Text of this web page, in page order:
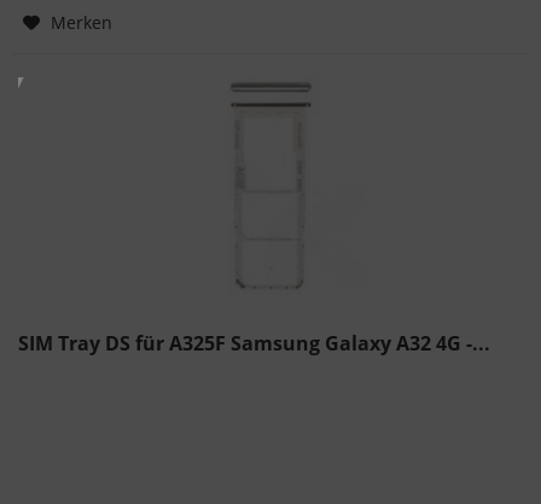
Merken
SIM Tray DS für A325F Samsung Galaxy A32 4G -...